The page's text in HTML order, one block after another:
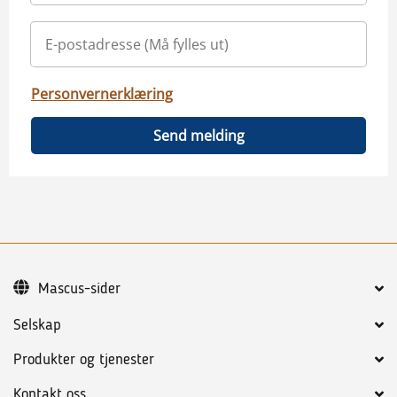
Personvernerklæring
Send melding
Selskap
Produkter og tjenester
Mascus-sider